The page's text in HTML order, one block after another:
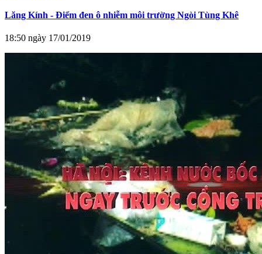
Lăng Kính - Điểm đen ô nhiễm môi trường Ngòi Tùng Khê
18:50 ngày 17/01/2019